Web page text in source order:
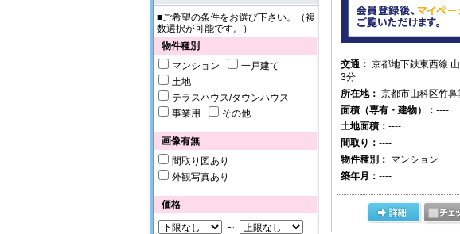
■ご希望の条件をお選び下さい。（複
数選択が可能です。）
物件種別
マンション
一戸建て
土地
テラスハウス/タウンハウス
事業用
その他
画像有無
間取り図あり
外観写真あり
価格
～
交通： 京都地下鉄東西線
3分
所在地： 京都市山科区竹鼻
面積（専有・建物）： ----
土地面積： ----
間取り： ----
物件種別： マンション
築年月： ----